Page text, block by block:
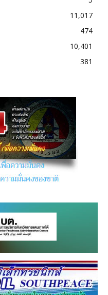
11,017
474
10,401
381